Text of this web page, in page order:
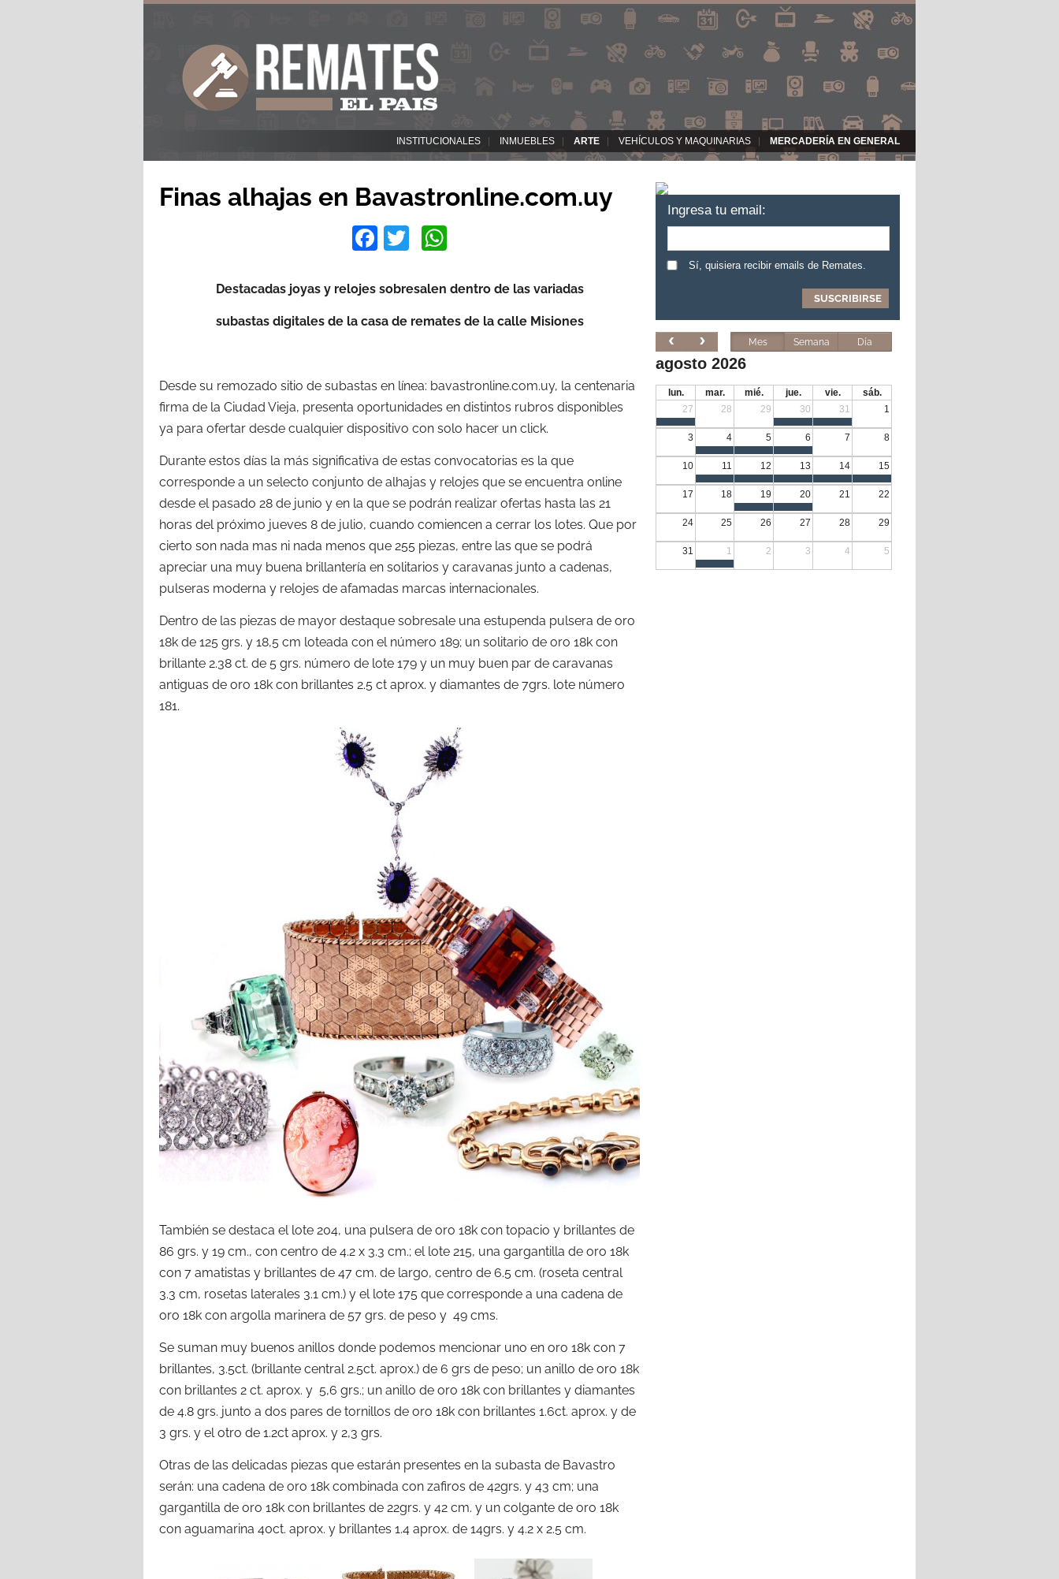
INSTITUCIONALES INMUEBLES ARTE VEHÍCULOS Y MAQUINARIAS MERCADERÍA EN GENERAL
Finas alhajas en Bavastronline.com.uy
Facebook
Twitter
Destacadas joyas y relojes sobresalen dentro de las variadas
subastas digitales de la casa de remates de la calle Misiones
Desde su remozado sitio de subastas en línea: bavastronline.com.uy, la centenaria
firma de la Ciudad Vieja, presenta oportunidades en distintos rubros disponibles
ya para ofertar desde cualquier dispositivo con solo hacer un click.
Durante estos días la más significativa de estas convocatorias es la que
corresponde a un selecto conjunto de alhajas y relojes que se encuentra online
desde el pasado 28 de junio y en la que se podrán realizar ofertas hasta las 21
horas del próximo jueves 8 de julio, cuando comiencen a cerrar los lotes. Que por
cierto son nada mas ni nada menos que 255 piezas, entre las que se podrá
apreciar una muy buena brillantería en solitarios y caravanas junto a cadenas,
pulseras moderna y relojes de afamadas marcas internacionales.
Dentro de las piezas de mayor destaque sobresale una estupenda pulsera de oro
18k de 125 grs. y 18,5 cm loteada con el número 189; un solitario de oro 18k con
brillante 2.38 ct. de 5 grs. número de lote 179 y un muy buen par de caravanas
antiguas de oro 18k con brillantes 2.5 ct aprox. y diamantes de 7grs. lote número
181.
También se destaca el lote 204, una pulsera de oro 18k con topacio y brillantes de
86 grs. y 19 cm., con centro de 4.2 x 3.3 cm.; el lote 215, una gargantilla de oro 18k
con 7 amatistas y brillantes de 47 cm. de largo, centro de 6.5 cm. (roseta central
3.3 cm, rosetas laterales 3.1 cm.) y el lote 175 que corresponde a una cadena de
oro 18k con argolla marinera de 57 grs. de peso y 49 cms.
Se suman muy buenos anillos donde podemos mencionar uno en oro 18k con 7
brillantes, 3.5ct. (brillante central 2.5ct. aprox.) de 6 grs de peso; un anillo de oro 18k
con brillantes 2 ct. aprox. y 5,6 grs.; un anillo de oro 18k con brillantes y diamantes
de 4.8 grs. junto a dos pares de tornillos de oro 18k con brillantes 1.6ct. aprox. y de
3 grs. y el otro de 1.2ct aprox. y 2,3 grs.
Otras de las delicadas piezas que estarán presentes en la subasta de Bavastro
serán: una cadena de oro 18k combinada con zafiros de 42grs. y 43 cm; una
gargantilla de oro 18k con brillantes de 22grs. y 42 cm. y un colgante de oro 18k
con aguamarina 40ct. aprox. y brillantes 1.4 aprox. de 14grs. y 4.2 x 2.5 cm.
Ingresa tu email:
Sí, quisiera recibir emails de Remates.
Mes Semana Día
agosto 2026
lun. mar. mié. jue. vie.
sáb.
27
28 29 30 31 1
3 4 5 6 7 8
10 11 12 13 14 15
17 18 19 20 21 22
24 25 26 27 28 29
31 1 2 3 4 5